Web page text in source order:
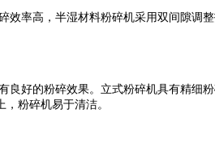
率高，半湿材料粉碎机采用双间隙调
好的粉碎效果。立式粉碎机具有精细
粉碎机易于清洁。